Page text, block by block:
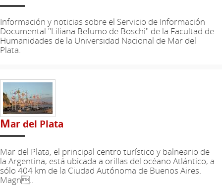
Información y noticias sobre el Servicio de Información
Documental "Liliana Befumo de Boschi" de la Facultad de
Humanidades de la Universidad Nacional de Mar del
Plata.
Mar del Plata
Mar del Plata, el principal centro turístico y balneario de
la Argentina, está ubicada a orillas del océano Atlántico, a
sólo 404 km de la Ciudad Autónoma de Buenos Aires.
Magn..